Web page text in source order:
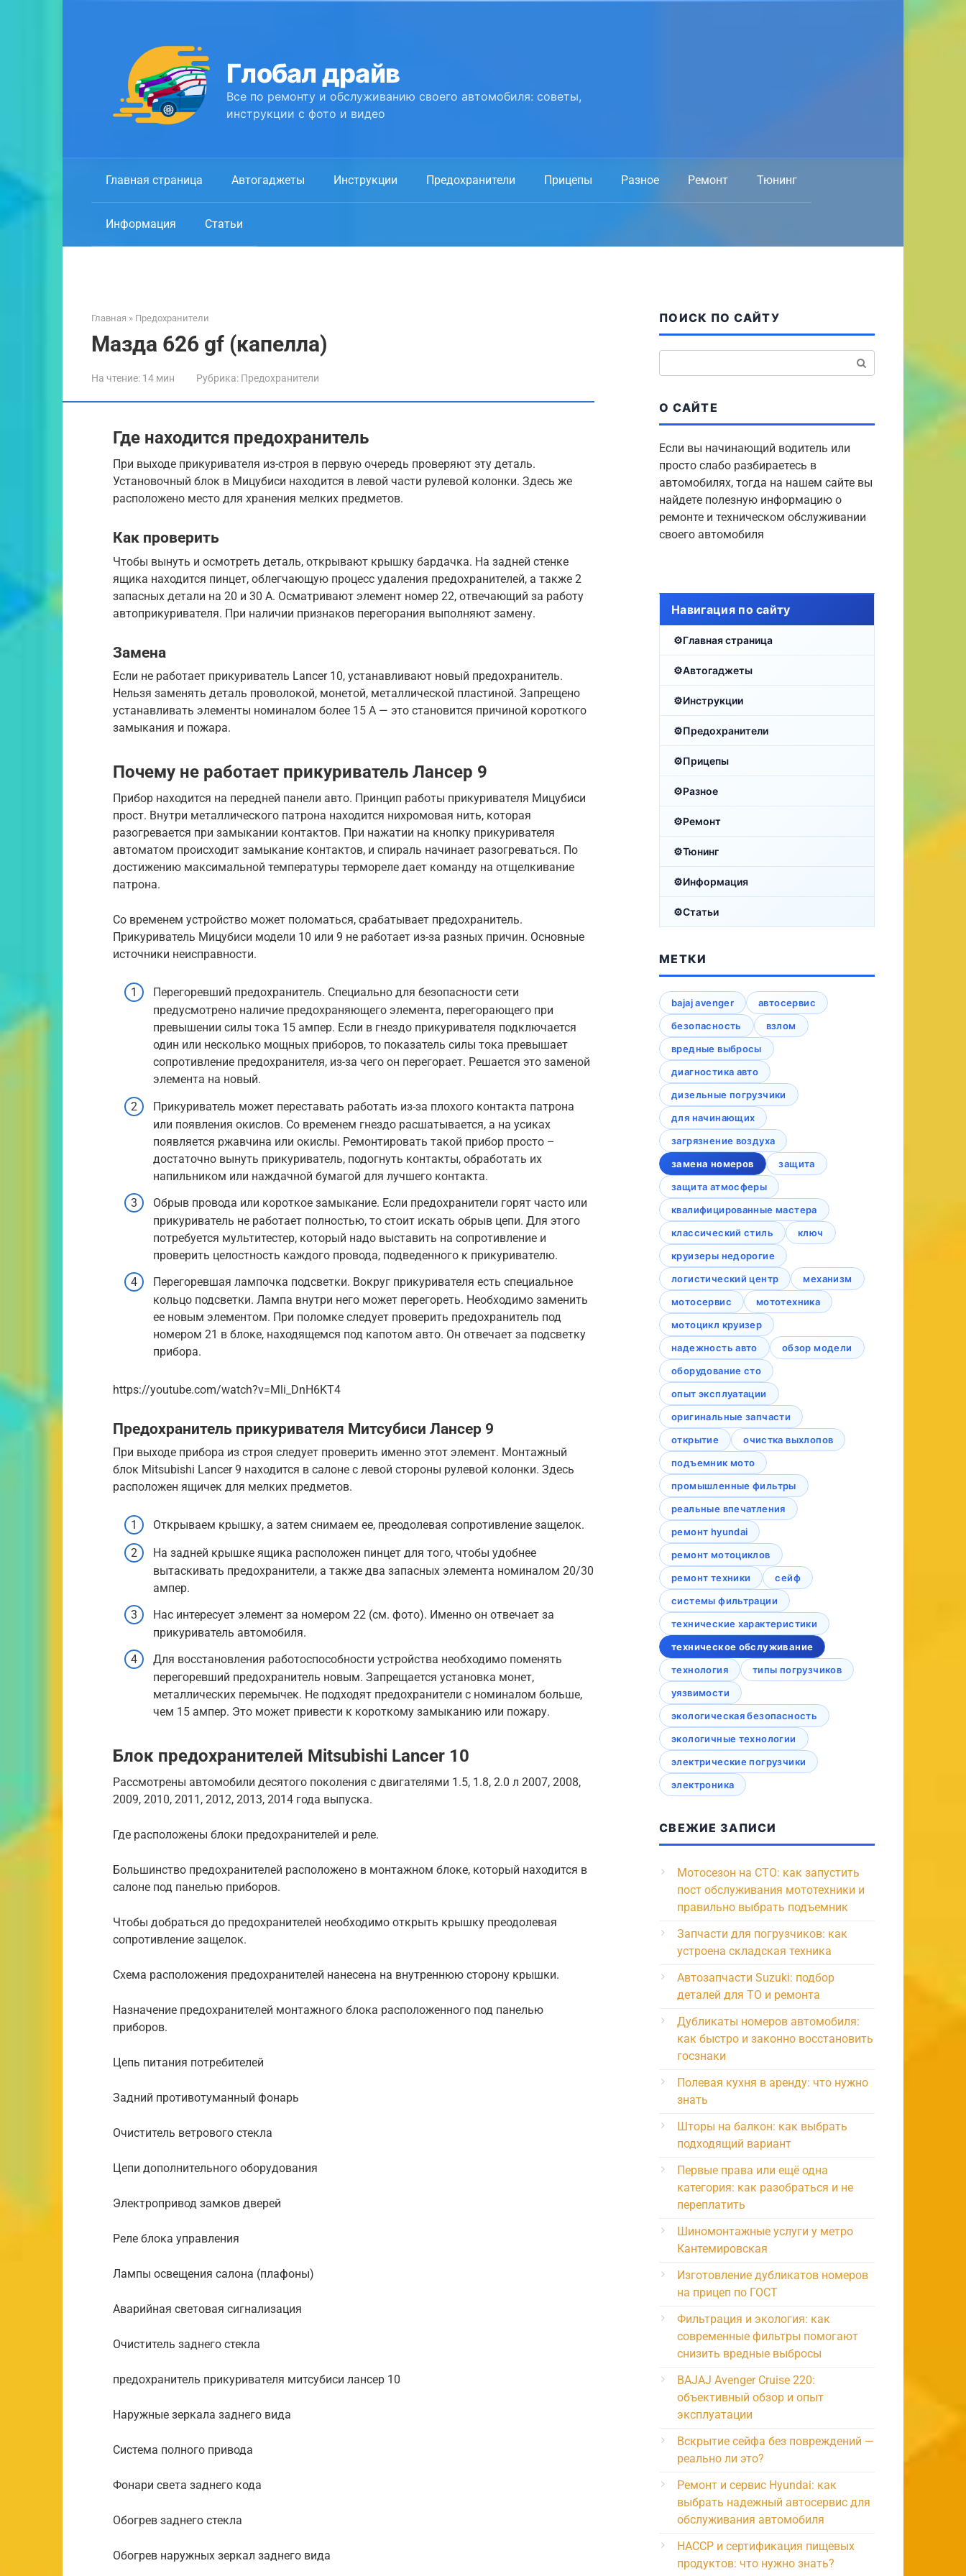
Глобал драйв
Все по ремонту и обслуживанию своего автомобиля: советы,
инструкции с фото и видео
Главная страница Автогаджеты Инструкции Предохранители Прицепы Разное Ремонт Тюнинг
Информация Статьи
Главная » Предохранители
Мазда 626 gf (капелла)
На чтение: 14 мин Рубрика: Предохранители
Где находится предохранитель
При выходе прикуривателя из-строя в первую очередь проверяют эту деталь.
Установочный блок в Мицубиси находится в левой части рулевой колонки. Здесь же
расположено место для хранения мелких предметов.
Как проверить
Чтобы вынуть и осмотреть деталь, открывают крышку бардачка. На задней стенке
ящика находится пинцет, облегчающую процесс удаления предохранителей, а также 2
запасных детали на 20 и 30 А. Осматривают элемент номер 22, отвечающий за работу
автоприкуривателя. При наличии признаков перегорания выполняют замену.
Замена
Если не работает прикуриватель Lancer 10, устанавливают новый предохранитель.
Нельзя заменять деталь проволокой, монетой, металлической пластиной. Запрещено
устанавливать элементы номиналом более 15 А — это становится причиной короткого
замыкания и пожара.
Почему не работает прикуриватель Лансер 9
Прибор находится на передней панели авто. Принцип работы прикуривателя Мицубиси
прост. Внутри металлического патрона находится нихромовая нить, которая
разогревается при замыкании контактов. При нажатии на кнопку прикуривателя
автоматом происходит замыкание контактов, и спираль начинает разогреваться. По
достижению максимальной температуры термореле дает команду на отщелкивание
патрона.
Со временем устройство может поломаться, срабатывает предохранитель.
Прикуриватель Мицубиси модели 10 или 9 не работает из-за разных причин. Основные
источники неисправности.
Перегоревший предохранитель. Специально для безопасности сети
предусмотрено наличие предохраняющего элемента, перегорающего при
превышении силы тока 15 ампер. Если в гнездо прикуривателя подключается
один или несколько мощных приборов, то показатель силы тока превышает
сопротивление предохранителя, из-за чего он перегорает. Решается это заменой
элемента на новый.
Прикуриватель может переставать работать из-за плохого контакта патрона
или появления окислов. Со временем гнездо расшатывается, а на усиках
появляется ржавчина или окислы. Ремонтировать такой прибор просто –
достаточно вынуть прикуриватель, подогнуть контакты, обработать их
напильником или наждачной бумагой для лучшего контакта.
Обрыв провода или короткое замыкание. Если предохранители горят часто или
прикуриватель не работает полностью, то стоит искать обрыв цепи. Для этого
потребуется мультитестер, который надо выставить на сопротивление и
проверить целостность каждого провода, подведенного к прикуривателю.
Перегоревшая лампочка подсветки. Вокруг прикуривателя есть специальное
кольцо подсветки. Лампа внутри него может перегореть. Необходимо заменить
ее новым элементом. При поломке следует проверить предохранитель под
номером 21 в блоке, находящемся под капотом авто. Он отвечает за подсветку
прибора.
https://youtube.com/watch?v=Mli_DnH6KT4
Предохранитель прикуривателя Митсубиси Лансер 9
При выходе прибора из строя следует проверить именно этот элемент. Монтажный
блок Mitsubishi Lancer 9 находится в салоне с левой стороны рулевой колонки. Здесь
расположен ящичек для мелких предметов.
Открываем крышку, а затем снимаем ее, преодолевая сопротивление защелок.
На задней крышке ящика расположен пинцет для того, чтобы удобнее
вытаскивать предохранители, а также два запасных элемента номиналом 20/30
ампер.
Нас интересует элемент за номером 22 (см. фото). Именно он отвечает за
прикуриватель автомобиля.
Для восстановления работоспособности устройства необходимо поменять
перегоревший предохранитель новым. Запрещается установка монет,
металлических перемычек. Не подходят предохранители с номиналом больше,
чем 15 ампер. Это может привести к короткому замыканию или пожару.
Блок предохранителей Mitsubishi Lancer 10
Рассмотрены автомобили десятого поколения с двигателями 1.5, 1.8, 2.0 л 2007, 2008,
2009, 2010, 2011, 2012, 2013, 2014 года выпуска.
Где расположены блоки предохранителей и реле.
Большинство предохранителей расположено в монтажном блоке, который находится в
салоне под панелью приборов.
Чтобы добраться до предохранителей необходимо открыть крышку преодолевая
сопротивление защелок.
Схема расположения предохранителей нанесена на внутреннюю сторону крышки.
Назначение предохранителей монтажного блока расположенного под панелью
приборов.
Цепь питания потребителей
Задний противотуманный фонарь
Очиститель ветрового стекла
Цепи дополнительного оборудования
Электропривод замков дверей
Реле блока управления
Лампы освещения салона (плафоны)
Аварийная световая сигнализация
Очиститель заднего стекла
предохранитель прикуривателя митсубиси лансер 10
Наружные зеркала заднего вида
Система полного привода
Фонари света заднего кода
Обогрев заднего стекла
Обогрев наружных зеркал заднего вида
ПОИСК ПО САЙТУ
О САЙТЕ
Если вы начинающий водитель или
просто слабо разбираетесь в
автомобилях, тогда на нашем сайте вы
найдете полезную информацию о
ремонте и техническом обслуживании
своего автомобиля
Навигация по сайту
Главная страница
Автогаджеты
Инструкции
Предохранители
Прицепы
Разное
Ремонт
Тюнинг
Информация
Статьи
МЕТКИ
bajaj avenger
автосервис
безопасность
взлом
вредные выбросы
диагностика авто
дизельные погрузчики
для начинающих
загрязнение воздуха
замена номеров
защита
защита атмосферы
квалифицированные мастера
классический стиль
ключ
круизеры недорогие
логистический центр
механизм
мотосервис
мототехника
мотоцикл круизер
надежность авто
обзор модели
оборудование сто
опыт эксплуатации
оригинальные запчасти
открытие
очистка выхлопов
подъемник мото
промышленные фильтры
реальные впечатления
ремонт hyundai
ремонт мотоциклов
ремонт техники
сейф
системы фильтрации
технические характеристики
техническое обслуживание
технология
типы погрузчиков
уязвимости
экологическая безопасность
экологичные технологии
электрические погрузчики
электроника
СВЕЖИЕ ЗАПИСИ
Мотосезон на СТО: как запустить
пост обслуживания мототехники и
правильно выбрать подъемник
Запчасти для погрузчиков: как
устроена складская техника
Автозапчасти Suzuki: подбор
деталей для ТО и ремонта
Дубликаты номеров автомобиля:
как быстро и законно восстановить
госзнаки
Полевая кухня в аренду: что нужно
знать
Шторы на балкон: как выбрать
подходящий вариант
Первые права или ещё одна
категория: как разобраться и не
переплатить
Шиномонтажные услуги у метро
Кантемировская
Изготовление дубликатов номеров
на прицеп по ГОСТ
Фильтрация и экология: как
современные фильтры помогают
снизить вредные выбросы
BAJAJ Avenger Cruise 220:
объективный обзор и опыт
эксплуатации
Вскрытие сейфа без повреждений —
реально ли это?
Ремонт и сервис Hyundai: как
выбрать надежный автосервис для
обслуживания автомобиля
HACCP и сертификация пищевых
продуктов: что нужно знать?